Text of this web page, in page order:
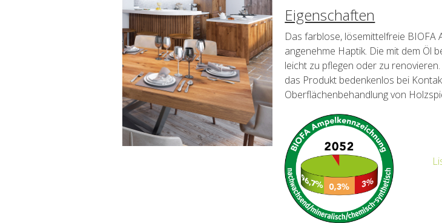
Eigenschaften
Das farblose, lösemittelfreie BIOFA
angenehme Haptik. Die mit dem Öl
leicht zu pflegen oder zu
das Produkt bedenkenlos bei
Oberflächenbehandlung von